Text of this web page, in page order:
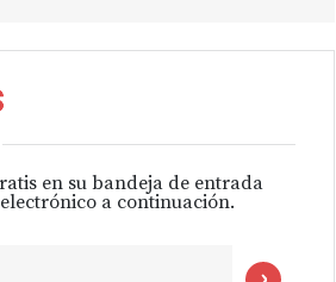
en su bandeja de entrada
a continuación.